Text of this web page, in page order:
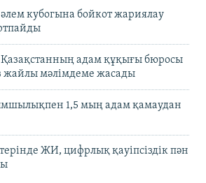
кубогына бойкот жариялау
Қазақстанның адам құқығы бюросы
мәлімдеме жасады
1,5 мың адам қамаудан
ЖИ, цифрлық қауіпсіздік пән